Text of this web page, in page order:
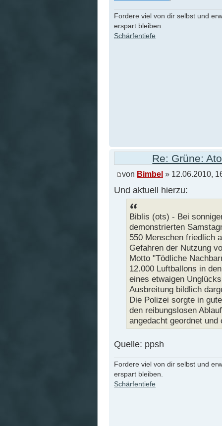
Fordere viel von dir selbst und
erspart bleiben.
Schärfentiefe
Re: Grüne:
von Bimbel » 12.06.2010,
Und aktuell hierzu:
Biblis (ots) - Bei
demonstrierten
550 Menschen friedlich
Gefahren der Nutzung
Motto "Tödliche
12.000 Luftballons in
eines etwaigen
Ausbreitung bildlich
Die Polizei sorgte in
den reibungslosen
angedacht geordnet
Quelle: ppsh
Fordere viel von dir selbst und
erspart bleiben.
Schärfentiefe